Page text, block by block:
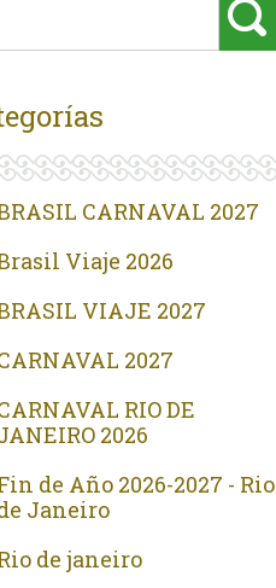
CARNAVAL 2027
Viaje 2026
VIAJE 2027
2027
RIO DE
2026
de Año 2026-2027 - Rio
Janeiro
de janeiro